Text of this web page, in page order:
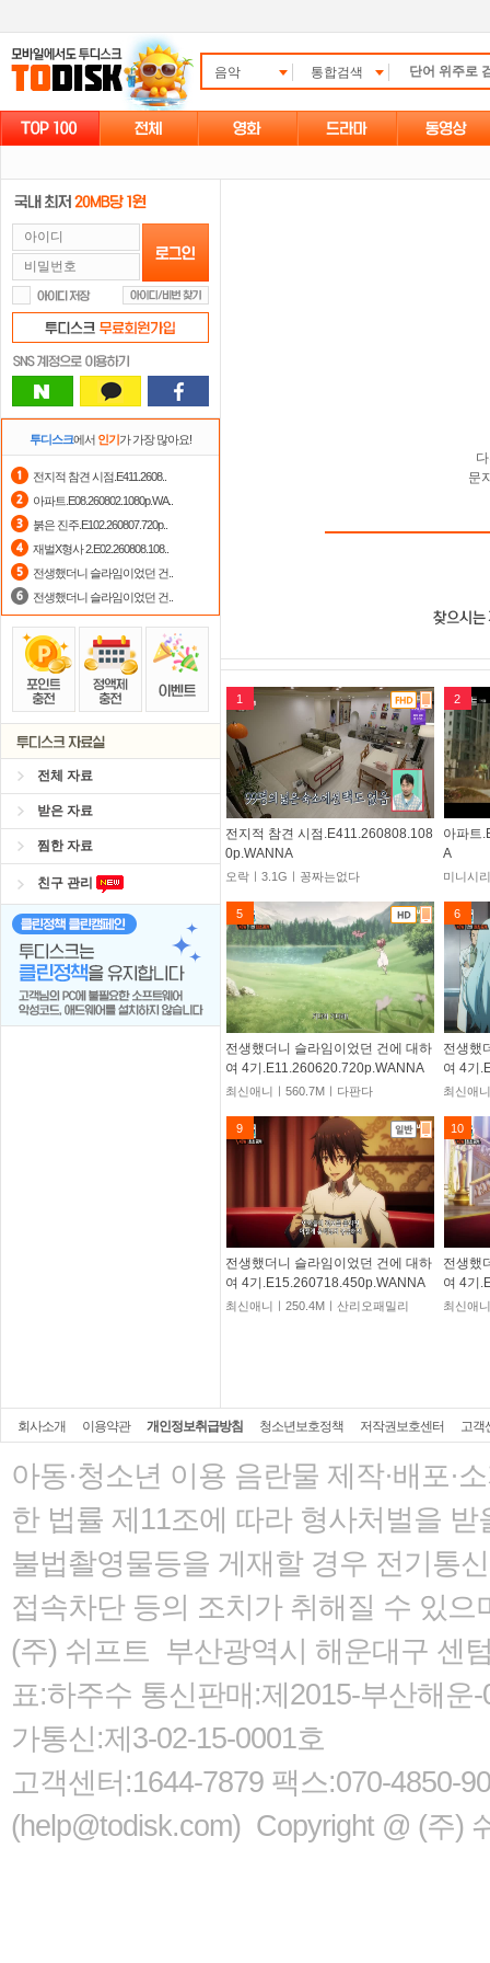
음악 통합검색
투디스크에서 인기가 가장 많아요!
전지적 참견 시점.E411.2608..
아파트.E08.260802.1080p.WA..
붉은 진주.E102.260807.720p..
재벌X형사 2.E02.260808.108..
전생했더니 슬라임이었던 건..
전생했더니 슬라임이었던 건..
전체 자료
받은 자료
찜한 자료
친구 관리
문
1
전지적 참견 시점.E411.260808.108
0p.WANNA
오락ㅣ3.1Gㅣ꽁짜는없다
2
아파트
A
미니시
5
전생했더니 슬라임이었던 건에 대하
여 4기.E11.260620.720p.WANNA
최신애니ㅣ560.7Mㅣ다판다
6
전생했
여 4기
최신애
9
전생했더니 슬라임이었던 건에 대하
여 4기.E15.260718.450p.WANNA
최신애니ㅣ250.4Mㅣ산리오패밀리
10
전생했
여 4기
최신애
회사소개 이용약관 개인정보취급방침 청소년보호정책 저작권보호센터 고객
아동·청소년 이용 음란물 제작·배포·
한 법률 제11조에 따라 형사처벌을 받
불법촬영물등을 게재할 경우 전기통
접속차단 등의 조치가 취해질 수 있으
(주) 쉬프트 부산광역시 해운대구 센
표:하주수 통신판매:제2015-부산해
가통신:제3-02-15-0001호
고객센터:1644-7879 팩스:070-4850-
(help@todisk.com) Copyright @ (주)